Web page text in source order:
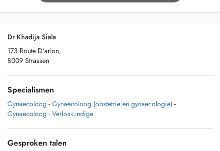
Dr Khadija Siala
173 Route D'arlon,
8009 Strassen
Specialismen
Gynaecoloog - Gynaecoloog (obstetrie en gynaecologie) -
Gynaecoloog - Verloskundige
Gesproken talen